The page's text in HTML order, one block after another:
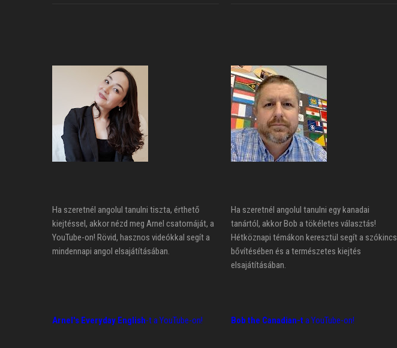
Ha szeretnél angolul tanulni tiszta, érthető
kiejtéssel, akkor nézd meg Arnel csatornáját, a
YouTube-on! Rövid, hasznos videókkal segít a
mindennapi angol elsajátításában.
Arnel's Everyday English-t a YouTube-on!
Ha szeretnél angolul tanulni egy kanadai
tanártól, akkor Bob a tökéletes választás!
Hétköznapi témákon keresztül segít a szókincs
bővítésében és a természetes kiejtés
elsajátításában.
Bob the Canadian-t a YouTube-on!